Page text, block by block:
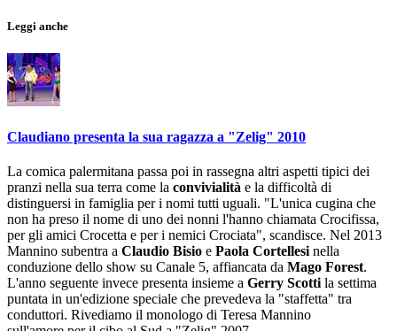
Leggi anche
Claudiano presenta la sua ragazza a "Zelig" 2010
La comica palermitana passa poi in rassegna altri aspetti tipici dei
pranzi nella sua terra come la convivialità e la difficoltà di
distinguersi in famiglia per i nomi tutti uguali. "L'unica cugina che
non ha preso il nome di uno dei nonni l'hanno chiamata Crocifissa,
per gli amici Crocetta e per i nemici Crociata", scandisce. Nel 2013
Mannino subentra a Claudio Bisio e Paola Cortellesi nella
conduzione dello show su Canale 5, affiancata da Mago Forest.
L'anno seguente invece presenta insieme a Gerry Scotti la settima
puntata in un'edizione speciale che prevedeva la "staffetta" tra
conduttori. Rivediamo il monologo di Teresa Mannino